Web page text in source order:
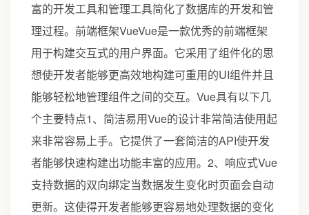
富的开发工具和管理工具简化了数据库的开发和管
理过程。前端框架VueVue是一款优秀的前端框架
用于构建交互式的用户界面。它采用了组件化的思
想使开发者能够更高效地构建可重用的UI组件并且
能够轻松地管理组件之间的交互。Vue具有以下几
个主要特点1、简洁易用Vue的设计非常简洁使用起
来非常容易上手。它提供了一套简洁的API使开发
者能够快速构建出功能丰富的应用。2、响应式Vue
支持数据的双向绑定当数据发生变化时页面会自动
更新。这使得开发者能够更容易地处理数据的变化